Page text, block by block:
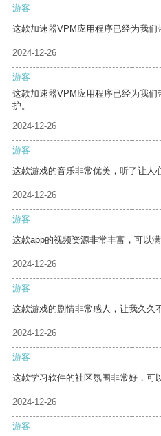
游客
这款加速器VPM应用程序已经为我们
2024-12-26
游客
这款加速器VPM应用程序已经为我
护。
2024-12-26
游客
这款游戏的音乐非常优美，听了让人
2024-12-26
游客
这款app的视频资源非常丰富，可以
2024-12-26
游客
这款游戏的剧情非常感人，让我久久
2024-12-26
游客
这款学习软件的社区氛围非常好，可
2024-12-26
游客